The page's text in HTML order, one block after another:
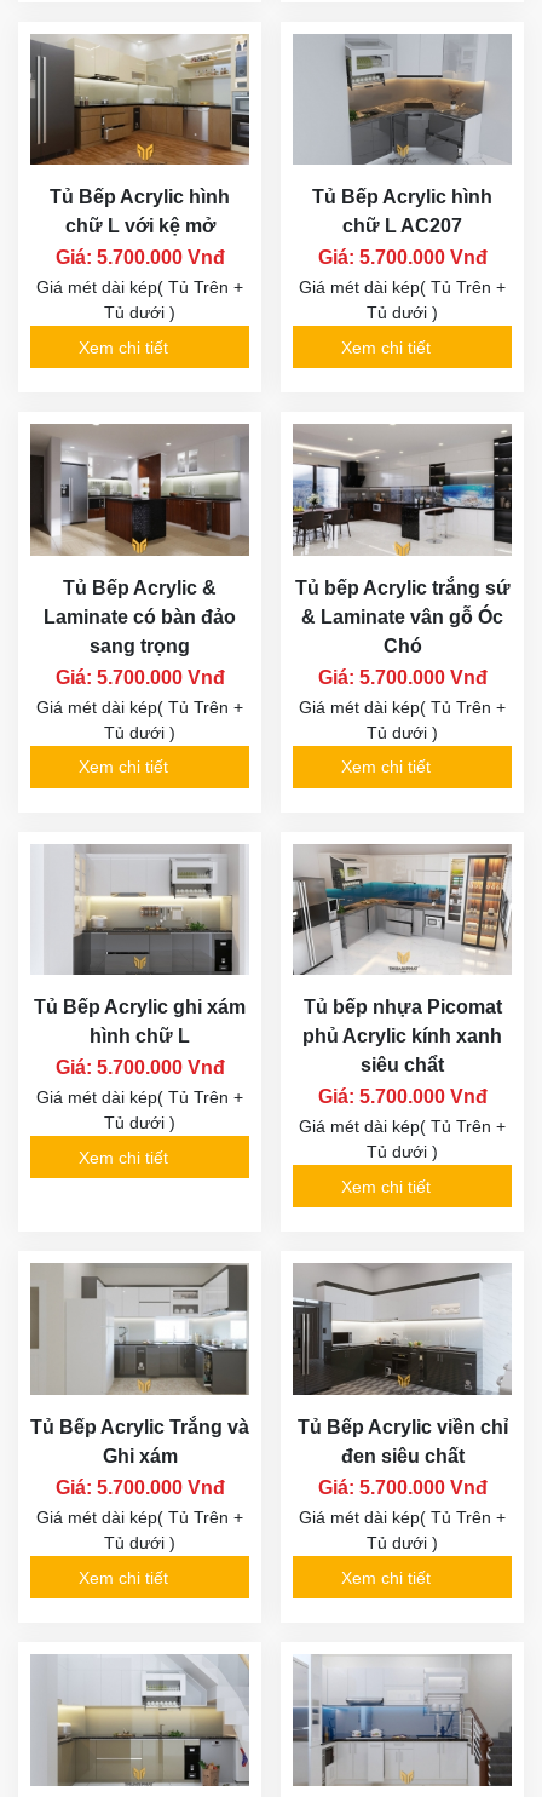
Tủ Bếp Acrylic hình
chữ L với kệ mở
Giá: 5.700.000 Vnđ
Giá mét dài kép( Tủ Trên +
Tủ dưới )
Xem chi tiết
Tủ Bếp Acrylic hình
chữ L AC207
Giá: 5.700.000 Vnđ
Giá mét dài kép( Tủ Trên +
Tủ dưới )
Xem chi tiết
Tủ Bếp Acrylic &
Laminate có bàn đảo
sang trọng
Giá: 5.700.000 Vnđ
Giá mét dài kép( Tủ Trên +
Tủ dưới )
Xem chi tiết
Tủ bếp Acrylic trắng sứ
& Laminate vân gỗ Óc
Chó
Giá: 5.700.000 Vnđ
Giá mét dài kép( Tủ Trên +
Tủ dưới )
Xem chi tiết
Tủ Bếp Acrylic ghi xám
hình chữ L
Giá: 5.700.000 Vnđ
Giá mét dài kép( Tủ Trên +
Tủ dưới )
Xem chi tiết
Tủ bếp nhựa Picomat
phủ Acrylic kính xanh
siêu chẩt
Giá: 5.700.000 Vnđ
Giá mét dài kép( Tủ Trên +
Tủ dưới )
Xem chi tiết
Tủ Bếp Acrylic Trắng và
Ghi xám
Giá: 5.700.000 Vnđ
Giá mét dài kép( Tủ Trên +
Tủ dưới )
Xem chi tiết
Tủ Bếp Acrylic viền chỉ
đen siêu chất
Giá: 5.700.000 Vnđ
Giá mét dài kép( Tủ Trên +
Tủ dưới )
Xem chi tiết